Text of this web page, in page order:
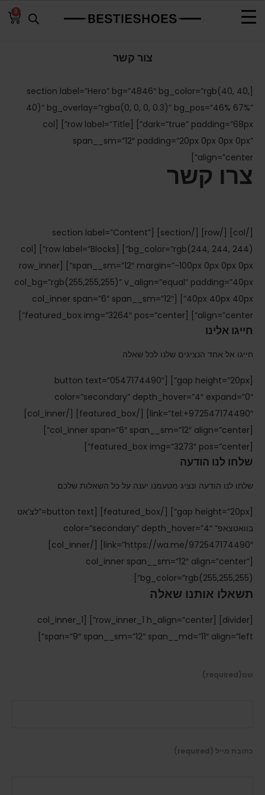
0
צור קשר
[section label=”Hero” bg=”4846″ bg_color=”rgb(40, 40,
40)” bg_overlay=”rgba(0, 0, 0, 0.3)” bg_pos=”46% 67%”
dark=”true” padding=”68px”] [row label=”Title”] [col
span__sm=”12″ padding=”20px 0px 0px 0px”
align=”center”]
צרו קשר
[/col] [/row] [/section] [section label=”Content”
bg_color=”rgb(244, 244, 244)”] [row label=”Blocks”] [col
span__sm=”12″ margin=”-100px 0px 0px 0px”] [row_inner
col_bg=”rgb(255,255,255)” v_align=”equal” padding=”40px
40px 40px 40px”] [col_inner span=”6″ span__sm=”12″
align=”center”] [featured_box img=”3264″ pos=”center”]
חייגו אלינו
חייגו אל אחד הנציגים שלנו לכל שאלה
[gap height=”20px”] [button text=”0547174490″
color=”secondary” depth_hover=”4″ expand=”0″
[col_inner span=”6″ span__sm=”12″ align=”center”]
שלחו לנו הודעה
שלחו לנו הודעה ונציג מטעמנו יענה על כל השאלות שלכם
[gap height=”20px”] [/featured_box] [button text=”לצ’אט
בוואטצאפ” color=”secondary” depth_hover=”4″
[col_inner span__sm=”12″ align=”center”
bg_color=”rgb(255,255,255)”]
תשאלו אותנו שאלה
[divider] [row_inner_1 h_align=”center”] [col_inner_1
span=”9″ span__sm=”12″ span__md=”11″ align=”left”]
שם(required)
כתובת מייל (required)